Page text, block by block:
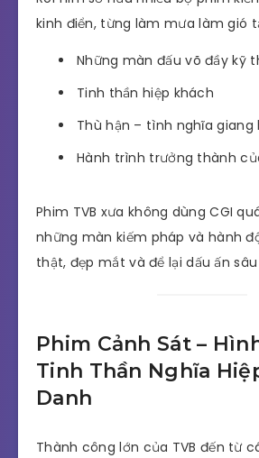
kinh điển, từng làm mưa làm gió
Những màn đấu võ đầy kỹ
Tinh thần hiệp khách
Thù hận – tình nghĩa giang
Hành trình trưởng thành
Phim TVB xưa không dùng CGI
những màn kiếm pháp và hành
thật, đẹp mắt và để lại dấu ấn
Phim Cảnh Sát –
Tinh Thần Nghĩa
Danh
Thành công lớn của TVB đến từ